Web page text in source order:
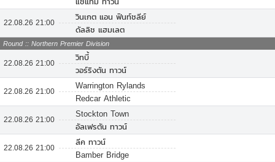
22.08.26 21:00
วินเกต แอน ฟินท์ชลีย์
ดัลลิช แฮมเลต
Round :: Northern Premier Division
22.08.26 21:00
วิทบี้
วอร์ริงตัน ทาวน์
22.08.26 21:00
Warrington Rylands
Redcar Athletic
22.08.26 21:00
Stockton Town
อัลเฟรตัน ทาวน์
22.08.26 21:00
ลีค ทาวน์
Bamber Bridge